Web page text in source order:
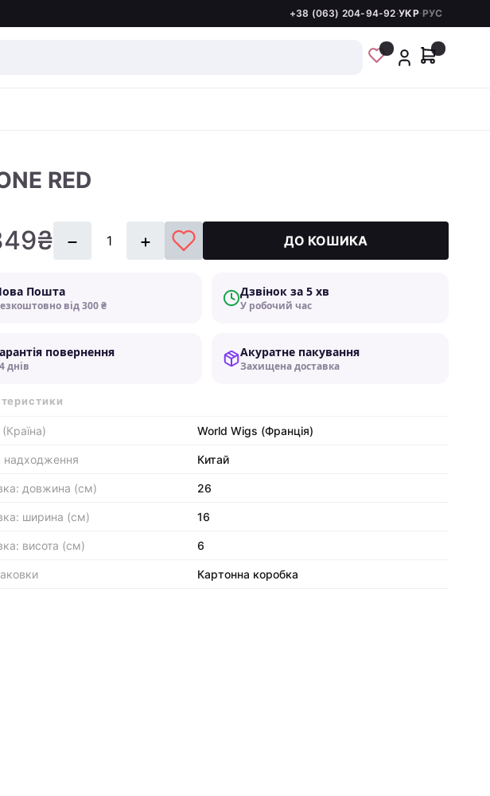
+38 (063) 204-94-92·УКР·РУС
RED
ДО КОШИКА
Пошта
від 300 ₴
Дзвінок за 5 хв
У робочий час
повернення
днів
Акуратне пакування
Захищена доставка
World Wigs (Франція)
надходження Китай
довжина (см) 26
ширина (см) 16
висота (см) 6
Картонна коробка